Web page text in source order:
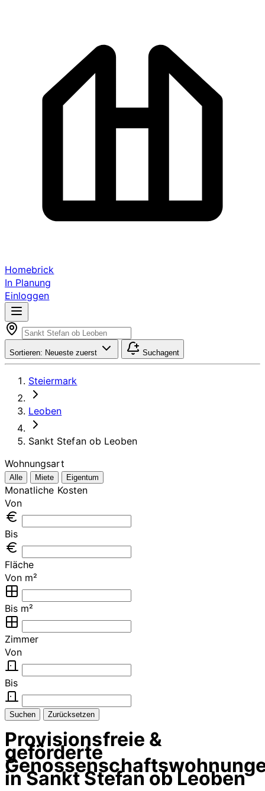
Homebrick
In Planung
Einloggen
Sortieren: Neueste zuerst Suchagent
Steiermark
Leoben
Sankt Stefan ob Leoben
Wohnungsart
Alle Miete Eigentum
Monatliche Kosten
Von
Bis
Fläche
Von m²
Bis m²
Zimmer
Von
Bis
Suchen Zurücksetzen
Provisionsfreie &
geförderte
in Sankt Stefan ob Leoben